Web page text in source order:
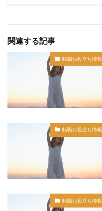
関連する記事
転職お役立ち情報
転職お役立ち情報
転職お役立ち情報